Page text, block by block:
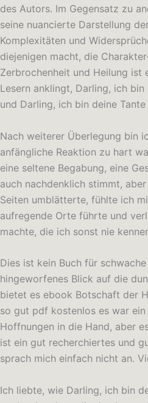
des Autors. Im Gegensatz zu
seine nuancierte Darstellung
Komplexitäten und
diejenigen macht, die
Zerbrochenheit und Heilung ist
Lesern anklingt, Darling, ich
und Darling, ich bin deine
Nach weiterer Überlegung bin
anfängliche Reaktion zu hart
eine seltene Begabung, eine
auch nachdenklich stimmt,
Seiten umblätterte, fühlte ich
aufregende Orte führte und
machte, die ich sonst nie
Dies ist kein Buch für
hingeworfenes Blick auf die
bietet es ebook Botschaft der
so gut pdf kostenlos es war
Hoffnungen in die Hand, aber
ist ein gut recherchiertes und
sprach mich einfach nicht an.
Ich liebte, wie Darling, ich bin